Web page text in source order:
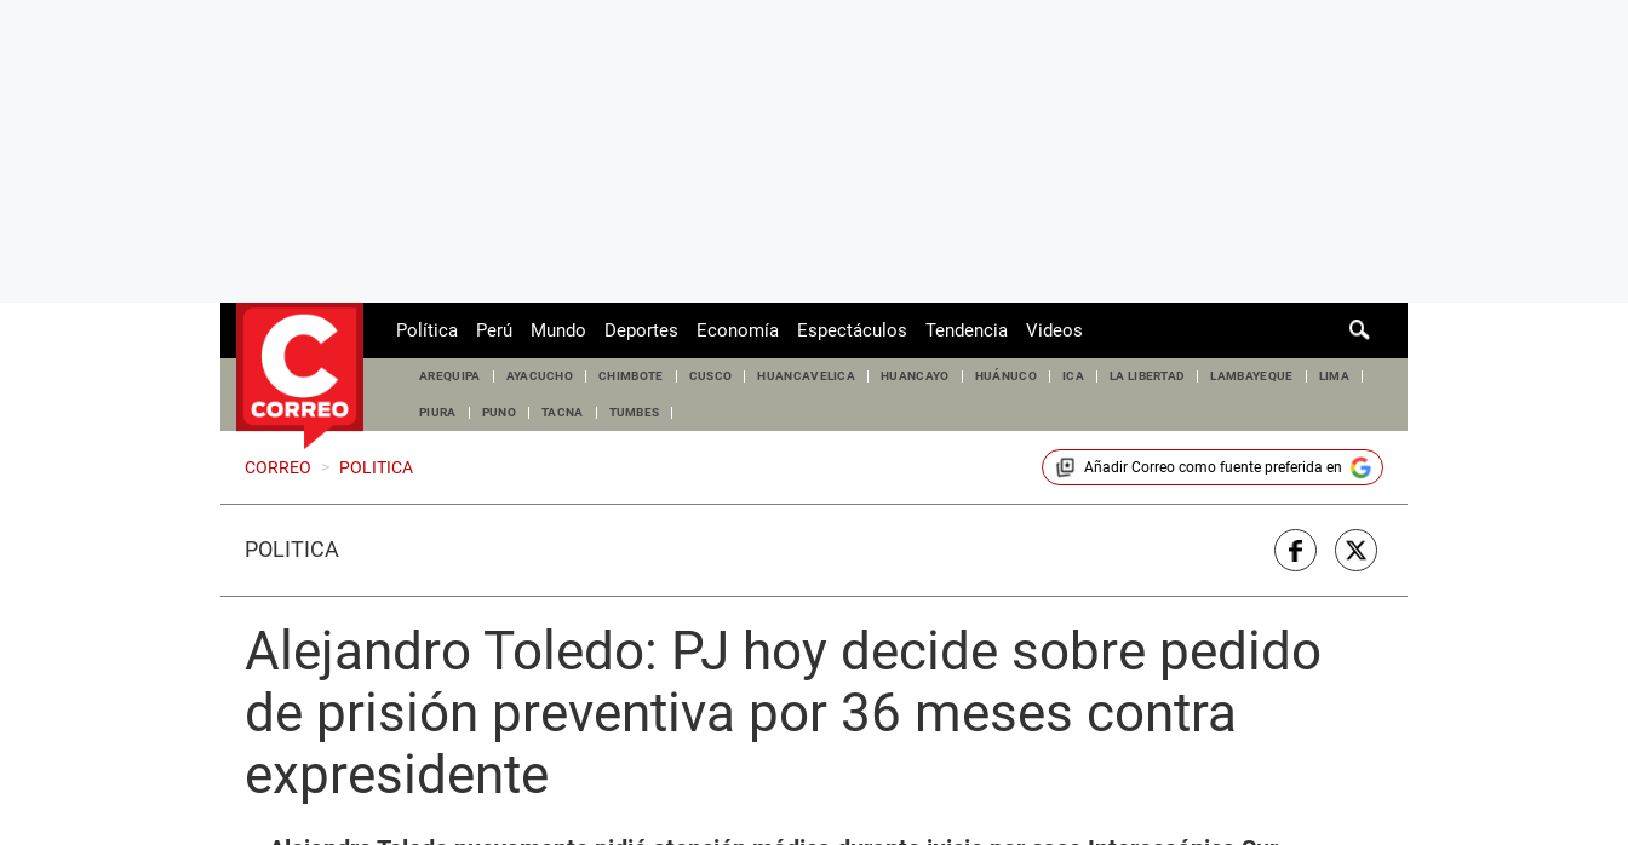
de
Política Perú Mundo Deportes Economía Espectáculos Tendencia Videos
AREQUIPA AYACUCHO CHIMBOTE CUSCO HUANCAVELICA HUANCAYO HUÁNUCO ICA LA LIBERTAD LAMBAYEQUE LIMA
PIURA PUNO TACNA TUMBES
CORREO > POLITICA Añadir Correocomo fuente preferida en
POLÍTICA
Alejandro Toledo: PJ hoy decide sobre pedido
de prisión preventiva por 36 meses contra
expresidente